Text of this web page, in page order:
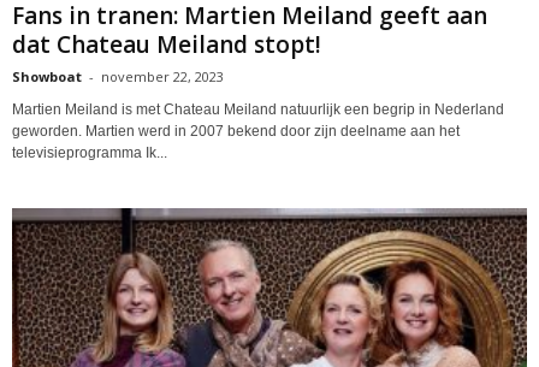
Fans in tranen: Martien Meiland geeft aan
dat Chateau Meiland stopt!
Showboat - november 22, 2023
Martien Meiland is met Chateau Meiland natuurlijk een begrip in Nederland
geworden. Martien werd in 2007 bekend door zijn deelname aan het
televisieprogramma Ik...